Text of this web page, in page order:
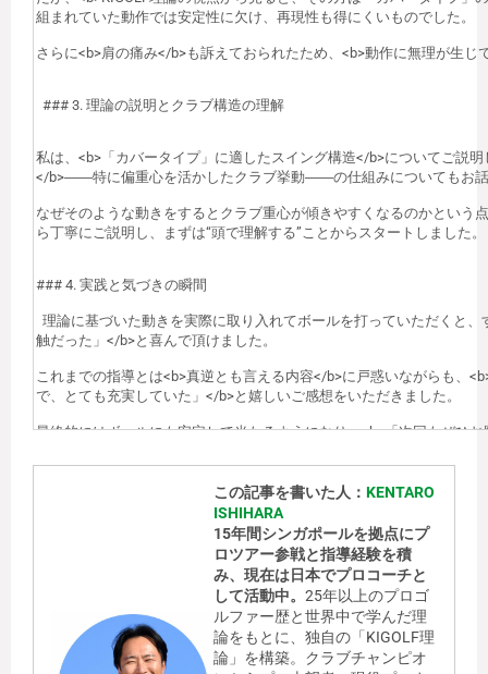
この記事を書いた人： KENTARO
ISHIHARA
15年間シンガポールを拠点にプ
ロツアー参戦と指導経験を積
み、現在は日本でプロコーチと
して活動中。 25年以上のプロゴ
ルファー歴と世界中で学んだ理
論をもとに、独自の「KIGOLF理
論」を構築。クラブチャンピオ